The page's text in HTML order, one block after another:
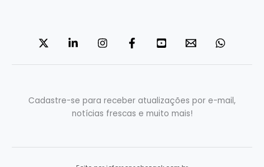
Cadastre-se para receber atualizações por e-mail,
notícias frescas e muito mais!